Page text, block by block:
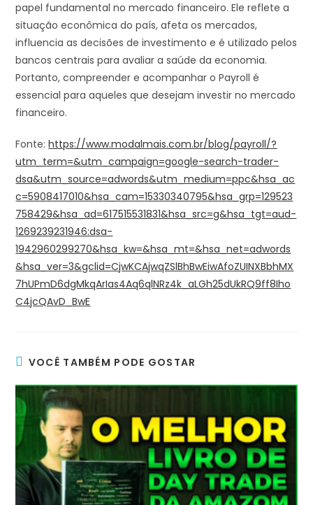
papel fundamental no mercado financeiro. Ele reflete a
situação econômica do país, afeta os mercados,
influencia as decisões de investimento e é utilizado pelos
bancos centrais para avaliar a saúde da economia.
Portanto, compreender e acompanhar o Payroll é
essencial para aqueles que desejam investir no mercado
financeiro.
Fonte:https://www.modalmais.com.br/blog/payroll/?
utm_term=&utm_campaign=google-search-trader-
dsa&utm_source=adwords&utm_medium=ppc&hsa_ac
c=5908417010&hsa_cam=15330340795&hsa_grp=129523
758429&hsa_ad=617515531831&hsa_src=g&hsa_tgt=aud-
1269239231946:dsa-
1942960299270&hsa_kw=&hsa_mt=&hsa_net=adwords
&hsa_ver=3&gclid=CjwKCAjwqZSlBhBwEiwAfoZUINXBbhMX
7hUPmD6dgMkqArIas4Aq6qlNRz4k_aLGh25dUkRQ9ff8Iho
C4jcQAvD_BwE
VOCÊ TAMBÉM PODE GOSTAR